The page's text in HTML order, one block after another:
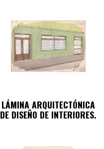
LÁMINA ARQUITECTÓNICA
DE DISEÑO DE INTERIORES.